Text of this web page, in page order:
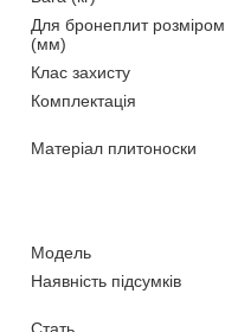
Для бронеплит розміром
(мм)
Клас захисту
Комплектація
Матеріал плитоноски
Мoдель
Наявність підсумків
Стать